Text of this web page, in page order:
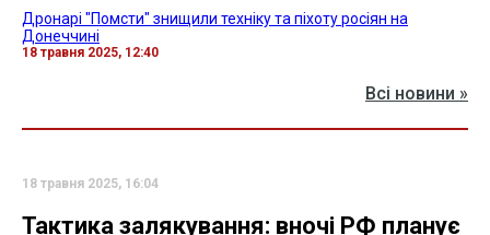
Дронарі "Помсти" знищили техніку та піхоту росіян на
Донеччині
18 травня 2025, 12:40
Всі новини »
18 травня 2025, 16:04
Тактика залякування: вночі РФ планує